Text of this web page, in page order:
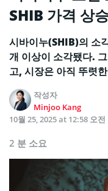
SHIB 가격 상
시바이누(SHIB)의 소
개 이상이 소각됐다.
고, 시장은 아직 뚜렷
작성자
Minjoo Kang
10월 25, 2025 at 12:58 오전
2 분 소요